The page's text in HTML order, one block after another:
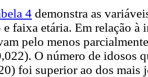
4 demonstra as
e faixa etária. Em relação
pelo menos
O número de idosos
foi superior ao dos mais